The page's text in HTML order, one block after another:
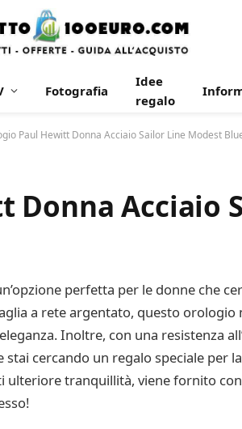
Fotografia
Idee
regalo
Paul Hewitt Donna Acciaio Sailor Line Modest
Donna Acciaio
perfetta per le donne che
a rete argentato, questo
Inoltre, con una resistenza
cercando un regalo speciale per
tranquillità, viene fornito